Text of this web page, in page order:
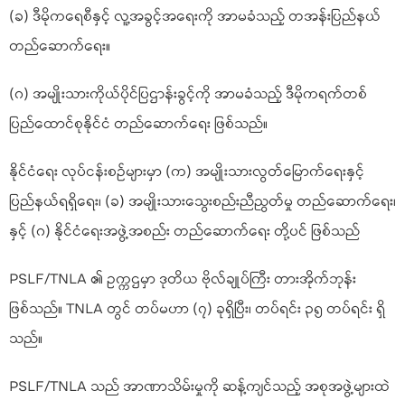
(ခ) ဒီမိုကရေစီနှင့် လူ့အခွင့်အရေးကို အာမခံသည့် တအန်းပြည်နယ်
တည်ဆောက်ရေး။
(ဂ) အမျိုးသားကိုယ်ပိုင်ပြဌာန်းခွင့်ကို အာမခံသည့် ဒီမိုကရက်တစ်
ပြည်ထောင်စုနိုင်ငံ တည်ဆောက်ရေး ဖြစ်သည်။
နိုင်ငံရေး လုပ်ငန်းစဉ်များမှာ (က) အမျိုးသားလွတ်မြောက်ရေးနှင့်
ပြည်နယ်ရရှိရေး၊ (ခ) အမျိုးသားသွေးစည်းညီညွတ်မှု တည်ဆောက်ရေး၊
နှင့် (ဂ)​ နိုင်ငံရေးအဖွဲ့အစည်း တည်ဆောက်ရေး တို့ပင် ဖြစ်သည်
PSLF/TNLA ၏ ဥက္ကဌမှာ ဒုတိယ ဗိုလ်ချုပ်ကြီး တားအိုက်ဘုန်း
ဖြစ်သည်။ TNLA တွင် တပ်မဟာ (၇) ခုရှိပြီး၊ တပ်ရင်း ၃၅ တပ်ရင်း ရှိ
သည်။
PSLF/TNLA သည် အာဏာသိမ်းမှုကို ဆန့်ကျင်သည့် အစုအဖွဲ့များထဲ